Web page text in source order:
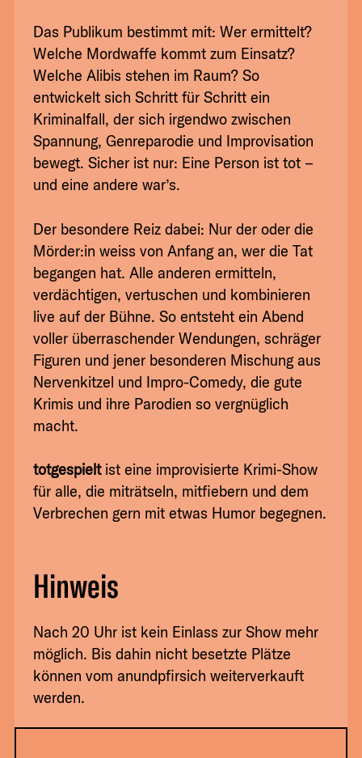
Das Publikum bestimmt mit: Wer ermittelt?
Welche Mordwaffe kommt zum Einsatz?
Welche Alibis stehen im Raum? So
entwickelt sich Schritt für Schritt ein
Kriminalfall, der sich irgendwo zwischen
Spannung, Genreparodie und Improvisation
bewegt. Sicher ist nur: Eine Person ist tot –
und eine andere war’s.
Der besondere Reiz dabei: Nur der oder die
Mörder:in weiss von Anfang an, wer die Tat
begangen hat. Alle anderen ermitteln,
verdächtigen, vertuschen und kombinieren
live auf der Bühne. So entsteht ein Abend
voller überraschender Wendungen, schräger
Figuren und jener besonderen Mischung aus
Nervenkitzel und Impro-Comedy, die gute
Krimis und ihre Parodien so vergnüglich
macht.
totgespieltist eine improvisierte Krimi-Show
für alle, die miträtseln, mitfiebern und dem
Verbrechen gern mit etwas Humor begegnen.
Hinweis
Nach 20 Uhr ist kein Einlass zur Show mehr
möglich. Bis dahin nicht besetzte Plätze
können vom anundpfirsich weiterverkauft
werden.